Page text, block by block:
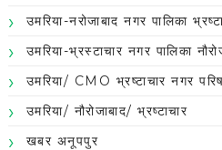
उमरिया-नरोजाबाद नगर पालिका
उमरिया-भ्रस्टाचार नगर पालिका
उमरिया/ CMO भ्रष्टाचार नगर
उमरिया/ नौरोजाबाद/ भ्रष्टाचार
खबर अनूपपुर